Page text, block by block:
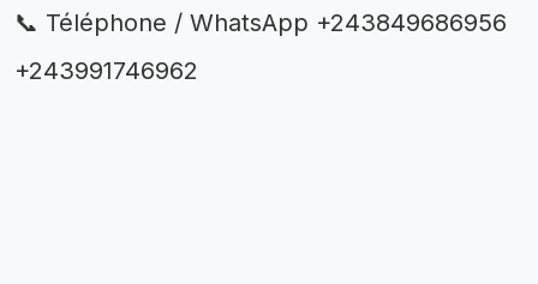
📞 Téléphone / WhatsApp +243849686956
+243991746962